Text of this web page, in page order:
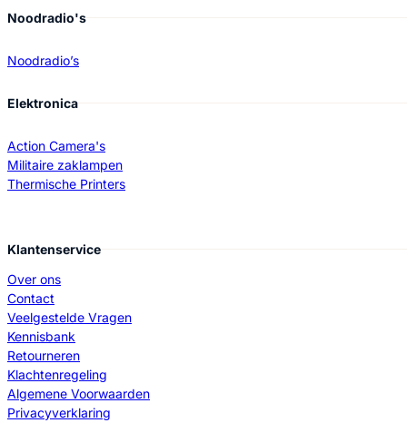
Noodradio's
Noodradio’s
Elektronica
Action Camera's
Militaire zaklampen
Thermische Printers
Klantenservice
Over ons
Contact
Veelgestelde Vragen
Kennisbank
Retourneren
Klachtenregeling
Algemene Voorwaarden
Privacyverklaring